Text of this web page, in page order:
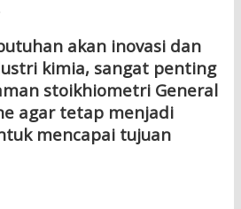
akan inovasi dan
kimia, sangat penting
stoikhiometri General
agar tetap menjadi
mencapai tujuan